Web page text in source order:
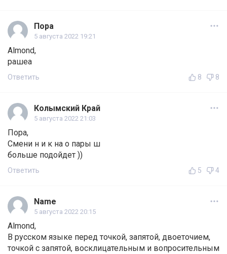
Пора
5 августа 2022 19:21
Almond,
рашеа
Ответить 8 8
Колымский Край
5 августа 2022 21:03
Пора,
Смени н и к на о пары ш
больше подойдет ))
Ответить 5 4
Name
5 августа 2022 20:15
Almond,
В русском языке перед точкой, запятой, двоеточием,
точкой с запятой, восклицательным и вопросительным